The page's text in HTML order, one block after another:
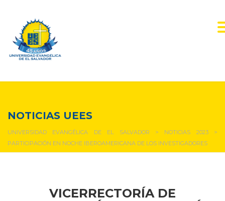
NOTICIAS UEES
UNIVERSIDAD EVANGÉLICA DE EL SALVADOR > NOTICIAS 2023>
PARTICIPACIÓN EN NOCHE IBEROAMERICANA DE LOS INVESTIGADORES
VICERRECTORÍA DE